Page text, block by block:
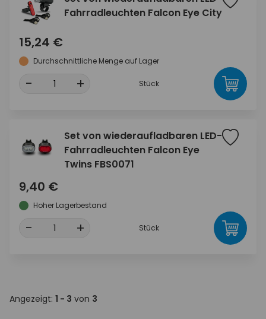
Fahrradleuchten Falcon Eye City
15,24 €
Durchschnittliche Menge auf Lager
- + Stück
Set von wiederaufladbaren LED-
Fahrradleuchten Falcon Eye
Twins FBS0071
9,40 €
Hoher Lagerbestand
- + Stück
Angezeigt: 1 - 3 von 3